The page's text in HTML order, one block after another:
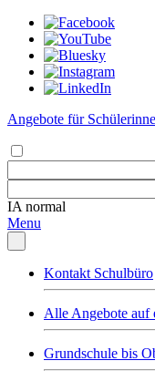
Angebote für
IA normal
Menu
Kontakt Schulbüro
Alle Angebote auf
Grundschule bis